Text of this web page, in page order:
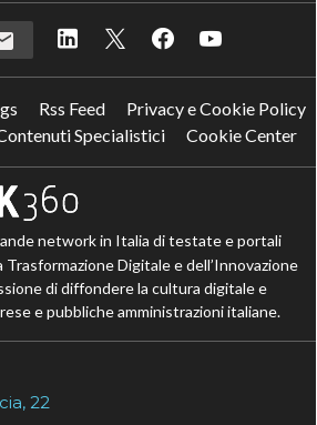
Rss Feed
Privacy e Cookie Policy
Specialistici
Cookie Center
network in Italia di testate e portali
Digitale e dell’Innovazione
di diffondere la cultura digitale e
e pubbliche amministrazioni italiane.
22